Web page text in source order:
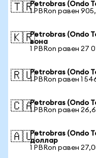
🇹🇷Petrobras (Ondo
1 PBRon равен
🇰🇷Petrobras (Ondo
вона
1 PBRon равен 27
🇷🇺Petrobras (Ondo
1 PBRon равен 1
🇨🇦Petrobras (Ondo
1 PBRon равен
🇦🇺Petrobras (Ondo
доллар
1 PBRon равен